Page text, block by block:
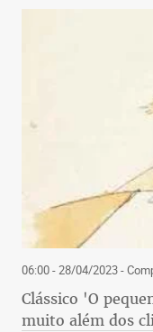
06:00 - 28/04/2023-
Clássico 'O
muito além dos